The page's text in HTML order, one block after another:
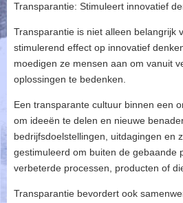
Transparantie: Stimuleert innovatief
Transparantie is niet alleen belangrijk
stimulerend effect op innovatief
moedigen ze mensen aan om vanuit
oplossingen te bedenken.
Een transparante cultuur binnen een
om ideeën te delen en nieuwe
bedrijfsdoelstellingen, uitdagingen en
gestimuleerd om buiten de gebaande
verbeterde processen, producten of
Transparantie bevordert ook